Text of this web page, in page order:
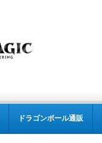
ドラゴンボール通販